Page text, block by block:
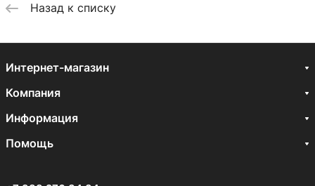
Назад к списку
Интернет-магазин
Компания
Информация
Помощь